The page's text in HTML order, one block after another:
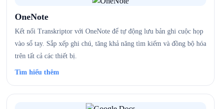
OneNote
Kết nối Transkriptor với OneNote để tự động lưu bản ghi cuộc họp
vào sổ tay. Sắp xếp ghi chú, tăng khả năng tìm kiếm và đồng bộ hóa
trên tất cả các thiết bị.
Tìm hiểu thêm